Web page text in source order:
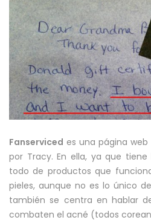
Fanserviced es una página
por Tracy. En ella, ya que
todo de productos que
pieles, aunque no es lo único
también se centra en hablar
combaten el acné (todos